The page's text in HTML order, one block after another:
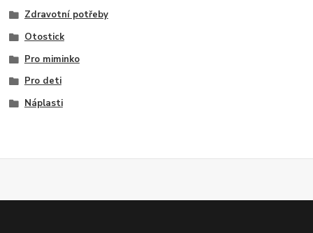
Zdravotní potřeby
Otostick
Pro miminko
Pro deti
Náplasti